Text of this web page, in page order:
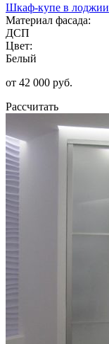
Шкаф-купе в лоджии
Материал фасада:
ДСП
Цвет:
Белый
от 42 000 руб.
Рассчитать